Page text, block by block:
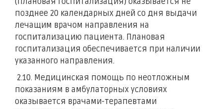
позднее 20 календарных дней со дня выдачи
лечащим врачом направления на
госпитализацию пациента. Плановая
госпитализация обеспечивается при наличии
указанного направления.
2.10. Медицинская помощь по неотложным
показаниям в амбулаторных условиях
оказывается врачами-терапевтами